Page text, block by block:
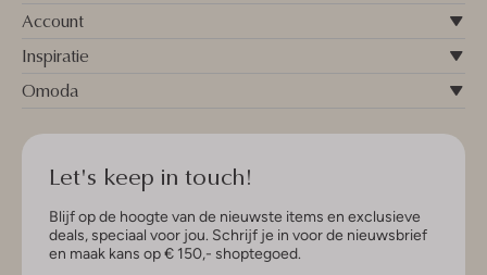
Account
Inspiratie
Omoda
Let's keep in touch!
Blijf op de hoogte van de nieuwste items en exclusieve
deals, speciaal voor jou. Schrijf je in voor de nieuwsbrief
en maak kans op € 150,- shoptegoed.